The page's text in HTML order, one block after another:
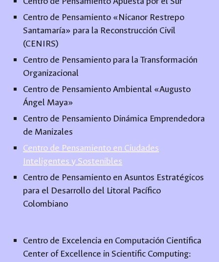
Centro de Pensamiento «Nicanor Restrepo
Santamaría» para la Reconstrucción Civil
(CENIRS)
Centro de Pensamiento para la Transformación
Organizacional
Centro de Pensamiento Ambiental «Augusto
Ángel Maya»
Centro de Pensamiento Dinámica Emprendedora
de Manizales
Centro de Pensamiento en Ciudades
Inteligentes y Sostenibles
Centro de Pensamiento en Asuntos Estratégicos
para el Desarrollo del Litoral Pacífico
Colombiano
Centro de Excelencia en Computación Cientifica
Center of Excellence in Scientific Computing: